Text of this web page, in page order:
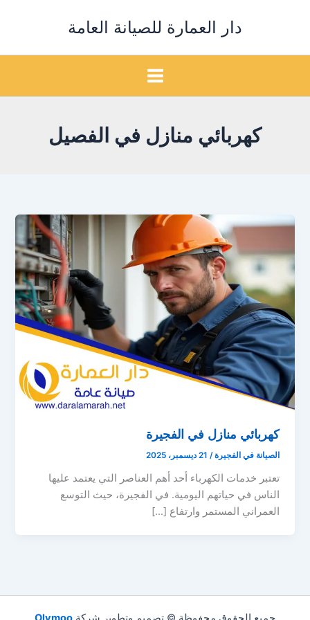
دار العمارة للصيانة العامة
كهربائي منازل في الفصيل
كهربائي منازل في الفجيرة
الصيانة في الفجيرة/ 21 ديسمبر، 2025
تعتبر خدمات الكهرباء أحد أهم العناصر التي يعتمد عليها
الناس في حياتهم اليومية. في الفجيرة، حيث التوسع
العمراني المستمر وارتفاع […]